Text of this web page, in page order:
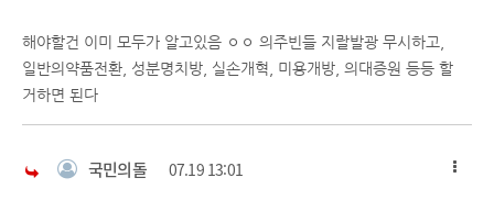
해야할건 이미 모두가 알고있음 ㅇㅇ 의주빈들 지랄발광 무시하고,
일반의약품전환, 성분명치방, 실손개혁, 미용개방, 의대증원 등등 할
거하면 된다
국민의돌 07.19 13:01